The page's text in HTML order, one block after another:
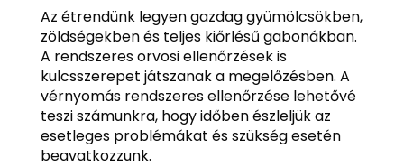
Az étrendünk legyen gazdag gyümölcsökben,
zöldségekben és teljes kiőrlésű gabonákban.
A rendszeres orvosi ellenőrzések is
kulcsszerepet játszanak a megelőzésben. A
vérnyomás rendszeres ellenőrzése lehetővé
teszi számunkra, hogy időben észleljük az
esetleges problémákat és szükség esetén
beavatkozzunk.